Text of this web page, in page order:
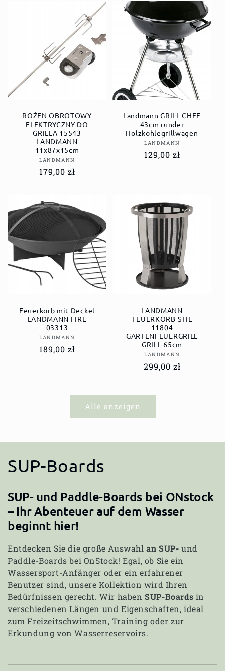
ROŻEN OBROTOWY
ELEKTRYCZNY DO
GRILLA 15543
LANDMANN
11x87x15cm
Anbieter:
LANDMANN
Normaler
179,00 zł
Landmann GRILL CHEF
43cm runder
Holzkohlegrillwagen
Anbieter:
LANDMANN
Normaler
129,00 zł
Feuerkorb mit Deckel
LANDMANN FIRE
03313
Anbieter:
LANDMANN
Normaler
189,00 zł
LANDMANN
FEUERKORB STIL
11804
GARTENFEUERGRILL
GRILL 65cm
Anbieter:
LANDMANN
Normaler
299,00 zł
Alle anzeigen
K
t
e
g
o
r
i
e
:
SUP-Boards
SUP- und Paddle-Boards bei ONstock
– Ihr Abenteuer auf dem Wasser
beginnt hier!
Entdecken Sie die große Auswahlan SUP- und
Paddle-Boards bei OnStock! Egal, ob Sie ein
Wassersport-Anfänger oder ein erfahrener
Benutzer sind, unsere Kollektion wird Ihren
Bedürfnissen gerecht. Wir habenSUP-Boards in
verschiedenen Längen und Eigenschaften, ideal
zum Freizeitschwimmen, Training oder zur
Erkundung von Wasserreservoirs.